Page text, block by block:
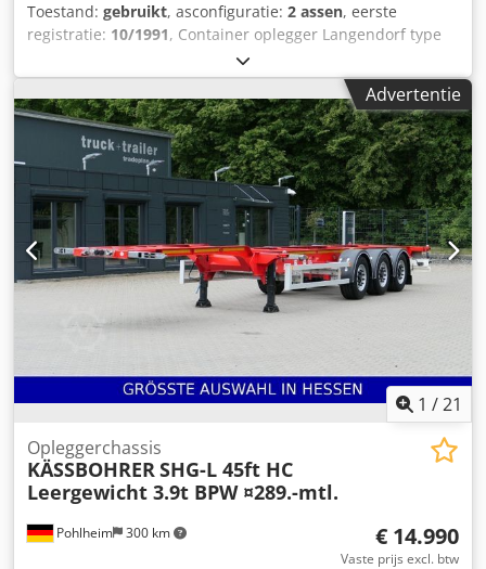
Toestand: gebruikt, asconfiguratie: 2 assen, eerste
registratie: 10/1991, Container oplegger Langendorf type
SA, FG 18 - 28, in zeer goede staat en zeer weinig gebruikt,
Dodpoxpz U Eefx Ag Dock
Advertentie
1 /21
Pohlheim 300 km
Opleggerchassis
KÄSSBOHRER SHG-L 45ft HC
Leergewicht 3.9t BPW ¤289.-mtl.
€ 14.990
Vaste prijs excl. btw